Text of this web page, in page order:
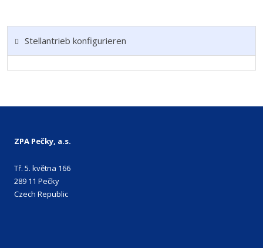
Stellantrieb konfigurieren
ZPA Pečky, a.s.
Tř. 5. května 166
289 11 Pečky
Czech Republic